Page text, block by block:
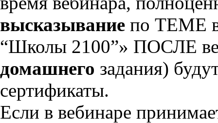
высказывание по ТЕМЕ
“Школы 2100”» ПОСЛЕ
домашнего задания)
сертификаты.
Если в вебинаре